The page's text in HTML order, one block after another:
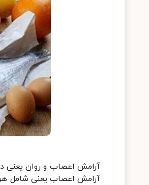
آرامش اعصاب یعنی شامل